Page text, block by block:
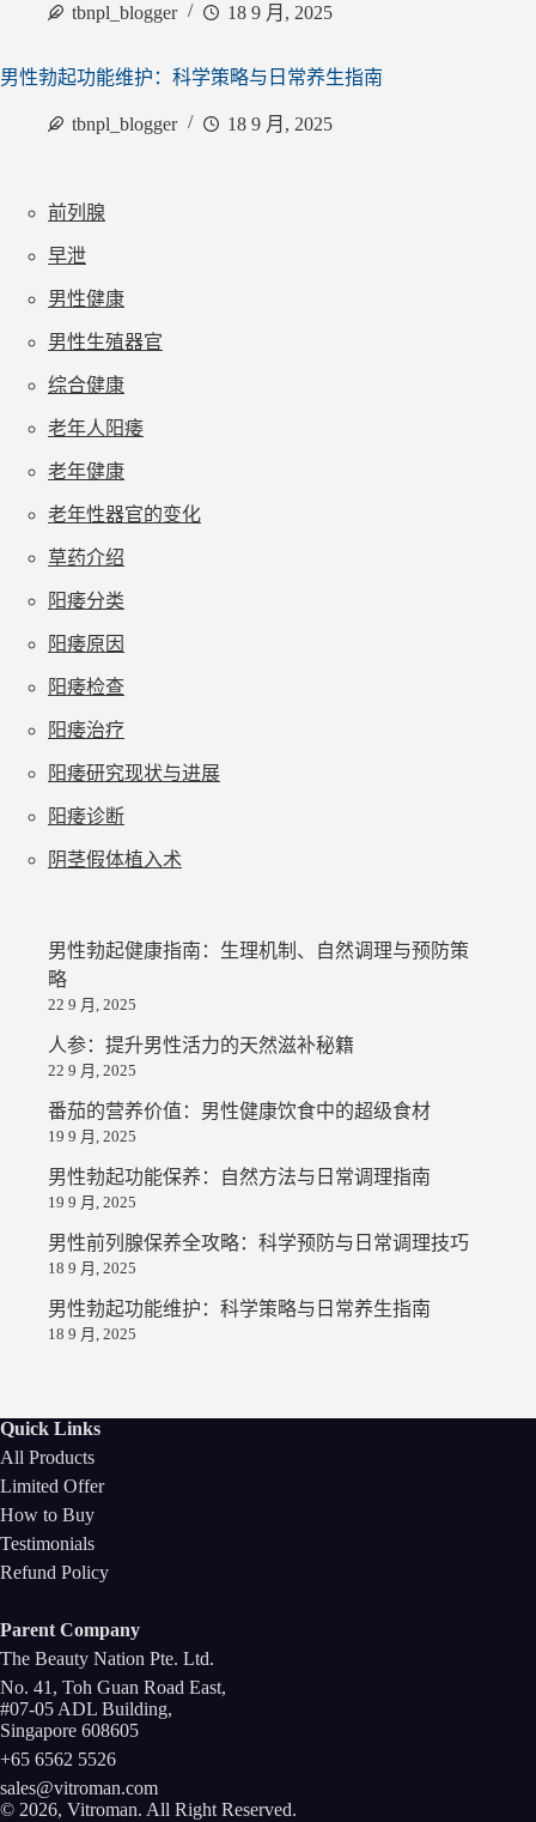
tbnpl_blogger 18 9 月, 2025
男性勃起功能维护：科学策略与日常养生指南
tbnpl_blogger 18 9 月, 2025
前列腺
早泄
男性健康
男性生殖器官
综合健康
老年人阳痿
老年健康
老年性器官的变化
草药介绍
阳痿分类
阳痿原因
阳痿检查
阳痿治疗
阳痿研究现状与进展
阳痿诊断
阴茎假体植入术
男性勃起健康指南：生理机制、自然调理与预防策
略
22 9 月, 2025
人参：提升男性活力的天然滋补秘籍
22 9 月, 2025
番茄的营养价值：男性健康饮食中的超级食材
19 9 月, 2025
男性勃起功能保养：自然方法与日常调理指南
19 9 月, 2025
男性前列腺保养全攻略：科学预防与日常调理技巧
18 9 月, 2025
男性勃起功能维护：科学策略与日常养生指南
18 9 月, 2025
Quick Links
All Products
Limited Offer
How to Buy
Testimonials
Refund Policy
Parent Company
The Beauty Nation Pte. Ltd.
No. 41, Toh Guan Road East,
#07-05 ADL Building,
Singapore 608605
+65 6562 5526
sales@vitroman.com
© 2026, Vitroman. All Right Reserved.